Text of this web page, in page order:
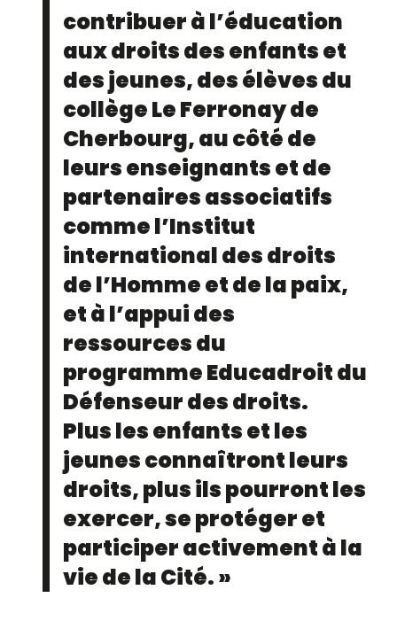
contribuer à l’éducation
aux droits des enfants et
des jeunes, des élèves du
collège Le Ferronay de
Cherbourg, au côté de
leurs enseignants et de
partenaires associatifs
comme l’Institut
international des droits
de l’Homme et de la paix,
et à l’appui des
ressources du
programme Educadroit du
Défenseur des droits.
Plus les enfants et les
jeunes connaîtront leurs
droits, plus ils pourront les
exercer, se protéger et
participer activement à la
vie de la Cité. »